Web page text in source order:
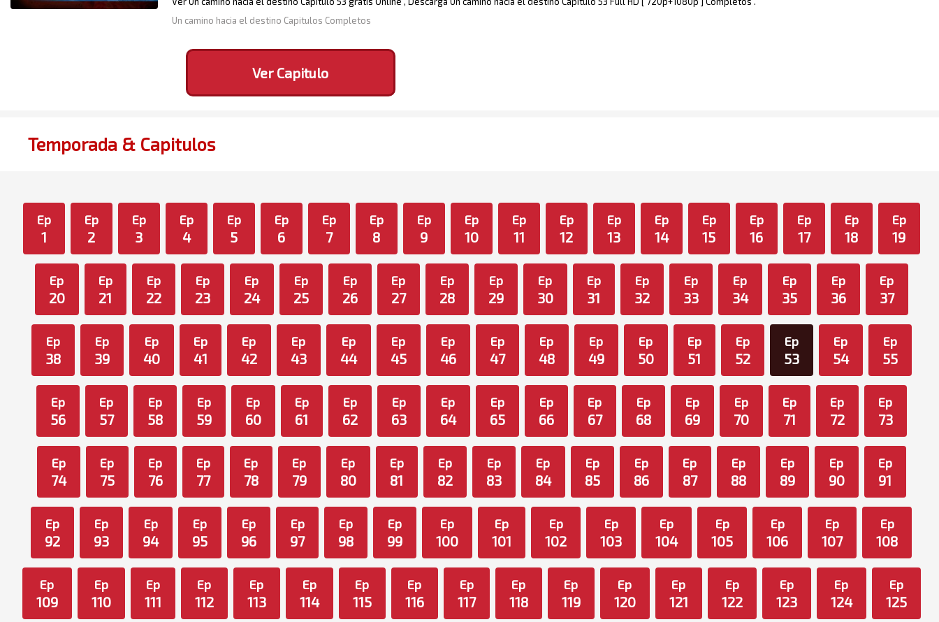
Un camino hacia el destino Capitulos Completos
Ver Capitulo
Temporada & Capitulos
Ep
1
Ep
2
Ep
3
Ep
4
Ep
5
Ep
6
Ep
7
Ep
8
Ep
9
Ep
10
Ep
11
Ep
12
Ep
13
Ep
14
Ep
15
Ep
16
Ep
17
Ep
18
Ep
19
Ep
20
Ep
21
Ep
22
Ep
23
Ep
24
Ep
25
Ep
26
Ep
27
Ep
28
Ep
29
Ep
30
Ep
31
Ep
32
Ep
33
Ep
34
Ep
35
Ep
36
Ep
37
Ep
38
Ep
39
Ep
40
Ep
41
Ep
42
Ep
43
Ep
44
Ep
45
Ep
46
Ep
47
Ep
48
Ep
49
Ep
50
Ep
51
Ep
52
Ep
53
Ep
54
Ep
55
Ep
56
Ep
57
Ep
58
Ep
59
Ep
60
Ep
61
Ep
62
Ep
63
Ep
64
Ep
65
Ep
66
Ep
67
Ep
68
Ep
69
Ep
70
Ep
71
Ep
72
Ep
73
Ep
74
Ep
75
Ep
76
Ep
77
Ep
78
Ep
79
Ep
80
Ep
81
Ep
82
Ep
83
Ep
84
Ep
85
Ep
86
Ep
87
Ep
88
Ep
89
Ep
90
Ep
91
Ep
92
Ep
93
Ep
94
Ep
95
Ep
96
Ep
97
Ep
98
Ep
99
Ep
100
Ep
101
Ep
102
Ep
103
Ep
104
Ep
105
Ep
106
Ep
107
Ep
108
Ep
109
Ep
110
Ep
111
Ep
112
Ep
113
Ep
114
Ep
115
Ep
116
Ep
117
Ep
118
Ep
119
Ep
120
Ep
121
Ep
122
Ep
123
Ep
124
Ep
125